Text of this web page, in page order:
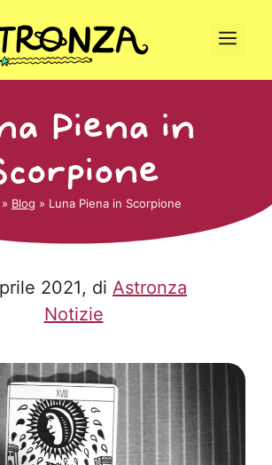
Piena in
» Blog » Luna Piena in Scorpione
2021, di Astronza
Notizie